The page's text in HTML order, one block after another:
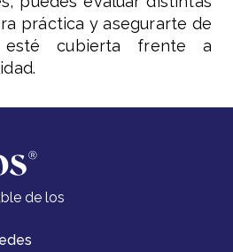
práctica y asegurarte de
cubierta frente a
de los